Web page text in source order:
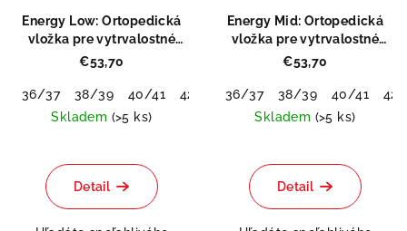
Energy Low: Ortopedická
vložka pre vytrvalostné
športy
€53,70
36/37 38/39 40/41 42/43 44/45
46/48
Skladem (>5 ks)
Detail
Energy Mid: Ortopedická
vložka pre vytrvalostné
športy
€53,70
36/37 38/39 40/41
42/
Skladem (>5 ks)
hodnotenie
produktu
Detail